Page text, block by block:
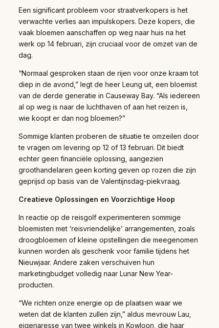
Een significant probleem voor straatverkopers is het
verwachte verlies aan impulskopers. Deze kopers, die
vaak bloemen aanschaffen op weg naar huis na het
werk op 14 februari, zijn cruciaal voor de omzet van de
dag.
“Normaal gesproken staan de rijen voor onze kraam tot
diep in de avond,” legt de heer Leung uit, een bloemist
van de derde generatie in Causeway Bay. “Als iedereen
al op weg is naar de luchthaven of aan het reizen is,
wie koopt er dan nog bloemen?”
Sommige klanten proberen de situatie te omzeilen door
te vragen om levering op 12 of 13 februari. Dit biedt
echter geen financiële oplossing, aangezien
groothandelaren geen korting geven op rozen die zijn
geprijsd op basis van de Valentijnsdag-piekvraag.
Creatieve Oplossingen en Voorzichtige Hoop
In reactie op de reisgolf experimenteren sommige
bloemisten met ‘reisvriendelijke’ arrangementen, zoals
droogbloemen of kleine opstellingen die meegenomen
kunnen worden als geschenk voor familie tijdens het
Nieuwjaar. Andere zaken verschuiven hun
marketingbudget volledig naar Lunar New Year-
producten.
“We richten onze energie op de plaatsen waar we
weten dat de klanten zullen zijn,” aldus mevrouw Lau,
eigenaresse van twee winkels in Kowloon, die haar